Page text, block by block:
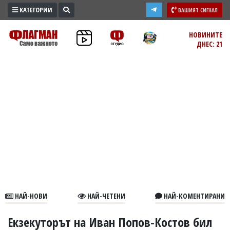
ПРОМО
ЗОНА
В
КАТЕГОРИИ ВАШИЯТ СИГНАЛ
НОВИНИТЕ
ДНЕС: 21
НАЙ-НОВИ НАЙ-ЧЕТЕНИ НАЙ-КОМЕНТИРАНИ
Екзекуторът на Иван Попов-Костов бил